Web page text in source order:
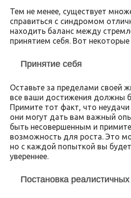
Тем не менее, существует
справиться с синдромом
находить баланс между
принятием себя. Вот некоторые
Принятие себя
Оставьте за пределами своей
все ваши достижения должны
Примите тот факт, что неудачи
они могут дать вам важный
быть несовершенным и
возможность для роста. Это
но с каждой попыткой вы
увереннее.
Постановка